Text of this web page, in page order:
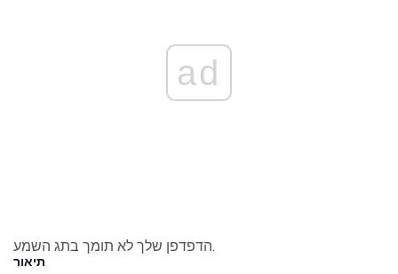
ad
הדפדפן שלך לא תומך בתג השמע.
תיאור